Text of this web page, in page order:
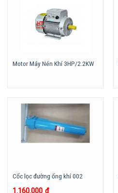
Motor Máy Nén Khí 3HP/2.2KW
Cốc lọc đường ống khí 002
1.160.000 ₫